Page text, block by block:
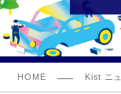
HOME Kist ニ